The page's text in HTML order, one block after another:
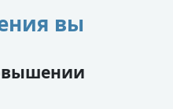
вы